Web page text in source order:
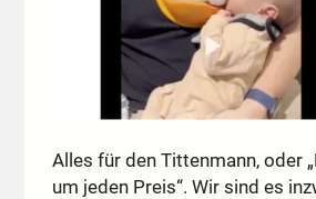
Alles für den Tittenmann, oder
um jeden Preis“. Wir sind es